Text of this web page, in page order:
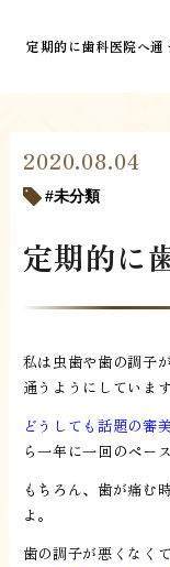
定期的に歯科医院へ通
2020.08.04
未分類
定期的に
私は虫歯や歯の調子
通うようにしています
どうしても話題の審
ら一年に一回のペー
もちろん、歯が痛む
よ。
歯の調子が悪くなく